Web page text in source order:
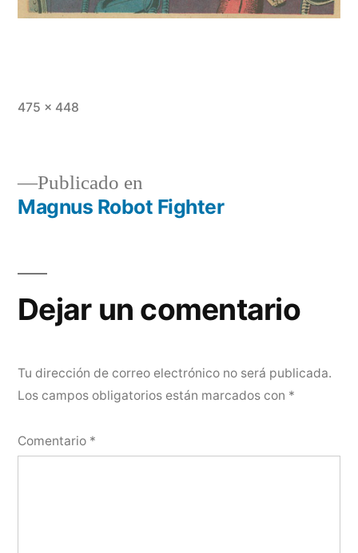
Tamaño
475 × 448
Navegación
entradas
Publicado en
Magnus Robot Fighter
Dejar un comentario
Tu dirección de correo electrónico no será publicada.
Los campos obligatorios están marcados con *
Comentario *